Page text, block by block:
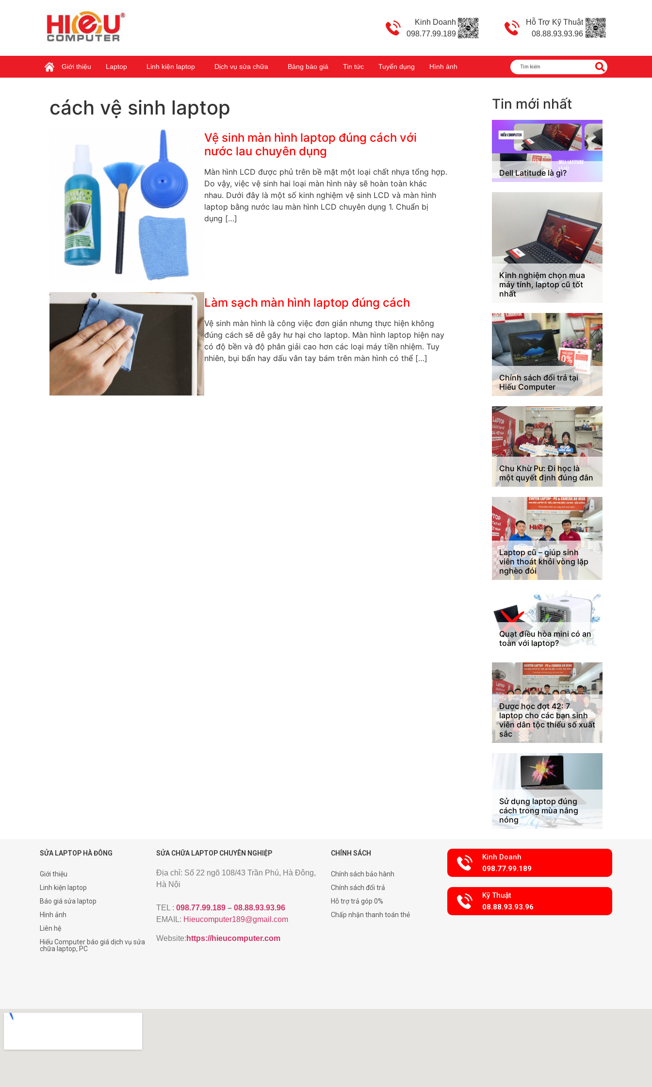
Kinh Doanh
098.77.99.189
Hỗ Trợ Kỹ Thuật
08.88.93.93.96
Giới thiệu Laptop Linh kiện laptop Dịch vụ sửa chữa Bảng báo giá Tin tức Tuyển dụng Hình ảnh
cách vệ sinh laptop
Vệ sinh màn hình laptop đúng cách với
nước lau chuyên dụng
Màn hình LCD được phủ trên bề mặt một loại chất nhựa tổng hợp.
Do vậy, việc vệ sinh hai loại màn hình này sẽ hoàn toàn khác
nhau. Dưới đây là một số kinh nghiệm vệ sinh LCD và màn hình
laptop bằng nước lau màn hình LCD chuyên dụng 1. Chuẩn bị
dụng […]
Làm sạch màn hình laptop đúng cách
Vệ sinh màn hình là công việc đơn giản nhưng thực hiện không
đúng cách sẽ dễ gây hư hại cho laptop. Màn hình laptop hiện nay
có độ bền và độ phân giải cao hơn các loại máy tiền nhiệm. Tuy
nhiên, bụi bẩn hay dấu vân tay bám trên màn hình có thể […]
Tin mới nhất
Dell Latitude là gì?
Kinh nghiệm chọn mua
máy tính, laptop cũ tốt
nhất
Chính sách đổi trả tại
Hiếu Computer
Chu Khừ Pư: Đi học là
một quyết định đúng đắn
Laptop cũ – giúp sinh
viên thoát khỏi vòng lặp
nghèo đói
Quạt điều hòa mini có an
toàn với laptop?
Được học đợt 42: 7
laptop cho các bạn sinh
viên dân tộc thiểu số xuất
sắc
Sử dụng laptop đúng
cách trong mùa nắng
nóng
SỬA LAPTOP HÀ ĐÔNG
Giới thiệu
Linh kiện laptop
Báo giá sửa laptop
Hình ảnh
Liên hệ
Hiếu Computer báo giá dịch vụ sửa
chữa laptop, PC
SỬA CHỮA LAPTOP CHUYÊN NGHIỆP
Địa chỉ: Số 22 ngõ 108/43 Trần Phú, Hà Đông,
Hà Nội
TEL : 098.77.99.189 – 08.88.93.93.96
EMAIL: Hieucomputer189@gmail.com
Website: https://hieucomputer.com
CHÍNH SÁCH
Chính sách bảo hành
Chính sách đổi trả
Hỗ trợ trả góp 0%
Chấp nhận thanh toán thẻ
Kinh Doanh
098.77.99.189
Kỹ Thuật
08.88.93.93.96